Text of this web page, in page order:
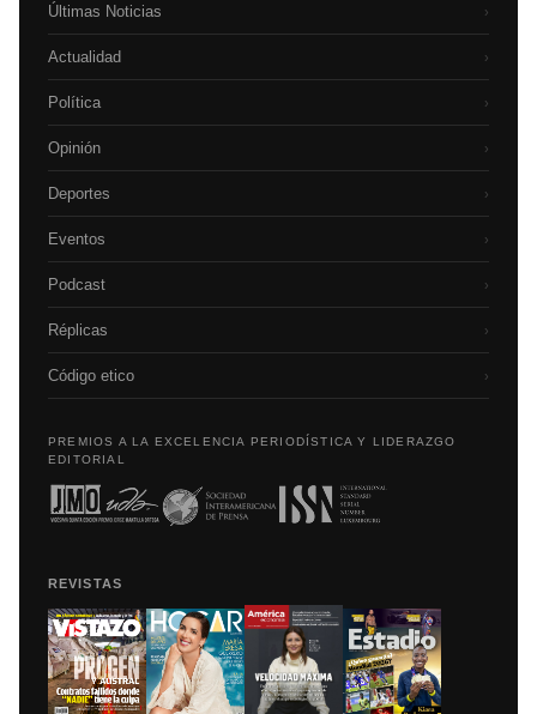
Últimas Noticias ›
Actualidad ›
Política ›
Opinión ›
Deportes ›
Eventos ›
Podcast ›
Réplicas ›
Código etico ›
PREMIOS A LA EXCELENCIA PERIODÍSTICA Y LIDERAZGO
EDITORIAL
REVISTAS